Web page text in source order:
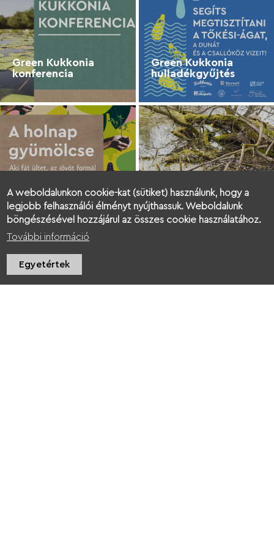
Green Kukkonia
konferencia
Green Kukkonia
hulladékgyűjtés
Green Kukkonia
faültetés
Green Kukkonia
tanácsadás
A weboldalunkon cookie-kat (sütiket) használunk, hogy a
legjobb felhasználói élményt nyújthassuk. Weboldalunk
böngészésével hozzájárul az összes cookie használatához.
További információ
Egyetértek